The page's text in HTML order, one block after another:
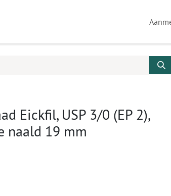
Eickfil, USP 3/0 (EP 2),
naald 19 mm